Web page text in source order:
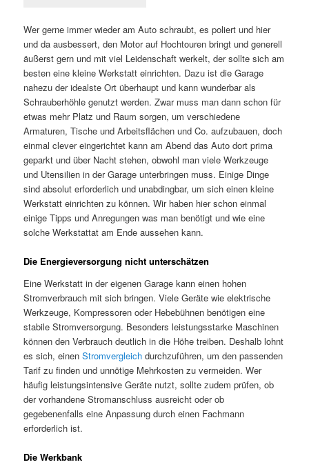
Wer gerne immer wieder am Auto schraubt, es poliert und hier
und da ausbessert, den Motor auf Hochtouren bringt und generell
äußerst gern und mit viel Leidenschaft werkelt, der sollte sich am
besten eine kleine Werkstatt einrichten. Dazu ist die Garage
nahezu der idealste Ort überhaupt und kann wunderbar als
Schrauberhöhle genutzt werden. Zwar muss man dann schon für
etwas mehr Platz und Raum sorgen, um verschiedene
Armaturen, Tische und Arbeitsflächen und Co. aufzubauen, doch
einmal clever eingerichtet kann am Abend das Auto dort prima
geparkt und über Nacht stehen, obwohl man viele Werkzeuge
und Utensilien in der Garage unterbringen muss. Einige Dinge
sind absolut erforderlich und unabdingbar, um sich einen kleine
Werkstatt einrichten zu können. Wir haben hier schon einmal
einige Tipps und Anregungen was man benötigt und wie eine
solche Werkstattat am Ende aussehen kann.
Die Energieversorgung nicht unterschätzen
Eine Werkstatt in der eigenen Garage kann einen hohen
Stromverbrauch mit sich bringen. Viele Geräte wie elektrische
Werkzeuge, Kompressoren oder Hebebühnen benötigen eine
stabile Stromversorgung. Besonders leistungsstarke Maschinen
können den Verbrauch deutlich in die Höhe treiben. Deshalb lohnt
es sich, einenStromvergleich durchzuführen, um den passenden
Tarif zu finden und unnötige Mehrkosten zu vermeiden. Wer
häufig leistungsintensive Geräte nutzt, sollte zudem prüfen, ob
der vorhandene Stromanschluss ausreicht oder ob
gegebenenfalls eine Anpassung durch einen Fachmann
erforderlich ist.
Die Werkbank